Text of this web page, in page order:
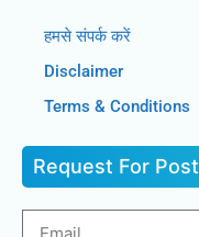
हमसे संपर्क करें
Disclaimer
Terms & Conditions
Request For Post